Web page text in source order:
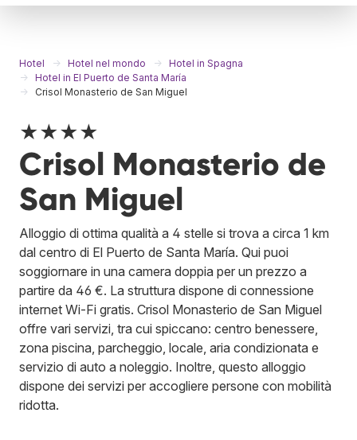
Hotel Hotel nel mondo
Hotel in Spagna
Hotel in El Puerto de Santa María
Crisol Monasterio de San Miguel
★★★★
Crisol Monasterio de
San Miguel
Alloggio di ottima qualità a 4 stelle si trova a circa 1 km
dal centro di El Puerto de Santa María. Qui puoi
soggiornare in una camera doppia per un prezzo a
partire da 46 €. La struttura dispone di connessione
internet Wi-Fi gratis. Crisol Monasterio de San Miguel
offre vari servizi, tra cui spiccano: centro benessere,
zona piscina, parcheggio, locale, aria condizionata e
servizio di auto a noleggio. Inoltre, questo alloggio
dispone dei servizi per accogliere persone con mobilità
ridotta.